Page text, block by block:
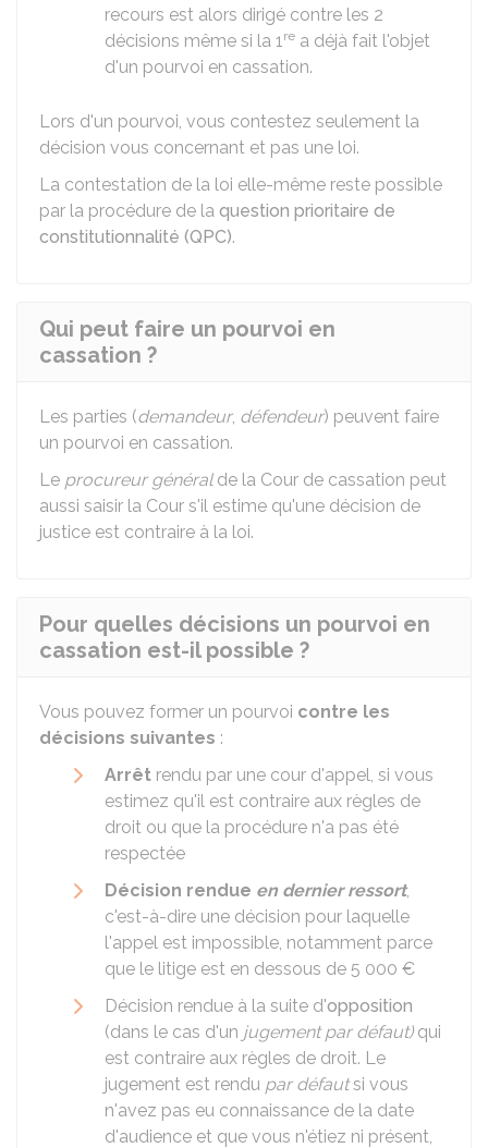
recours est alors dirigé contre les 2
décisions même si la 1re a déjà fait l'objet
d'un pourvoi en cassation.
Lors d'un pourvoi, vous contestez seulement la
décision vous concernant et pas une loi.
La contestation de la loi elle-même reste possible
par la procédure de la question prioritaire de
constitutionnalité (QPC).
Qui peut faire un pourvoi en
cassation ?
Les parties (demandeur, défendeur) peuvent faire
un pourvoi en cassation.
Le procureur généralde la Cour de cassation peut
aussi saisir la Cour s'il estime qu'une décision de
justice est contraire à la loi.
Pour quelles décisions un pourvoi en
cassation est-il possible ?
Vous pouvez former un pourvoi contre les
décisions suivantes :
Arrêt rendu par une cour d'appel, si vous
estimez qu'il est contraire aux règles de
droit ou que la procédure n'a pas été
respectée
Décision rendue en dernier ressort,
c'est-à-dire une décision pour laquelle
l'appel est impossible, notamment parce
que le litige est en dessous de 5 000 €
Décision rendue à la suite d'opposition
(dans le cas d'un jugement par défaut) qui
est contraire aux règles de droit. Le
jugement est rendu par défautsi vous
n'avez pas eu connaissance de la date
d'audience et que vous n'étiez ni présent,